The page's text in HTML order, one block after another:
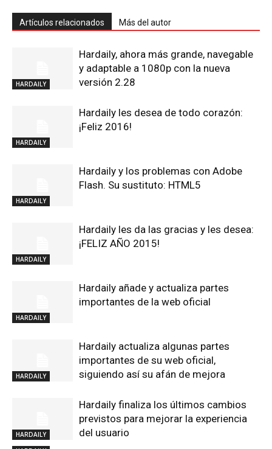
Artículos relacionados Más del autor
HARDAILY
Hardaily, ahora más grande, navegable
y adaptable a 1080p con la nueva
versión 2.28
HARDAILY
Hardaily les desea de todo corazón:
¡Feliz 2016!
HARDAILY
Hardaily y los problemas con Adobe
Flash. Su sustituto: HTML5
HARDAILY
Hardaily les da las gracias y les desea:
¡FELIZ AÑO 2015!
HARDAILY
Hardaily añade y actualiza partes
importantes de la web oficial
HARDAILY
Hardaily actualiza algunas partes
importantes de su web oficial,
siguiendo así su afán de mejora
HARDAILY
Hardaily finaliza los últimos cambios
previstos para mejorar la experiencia
del usuario